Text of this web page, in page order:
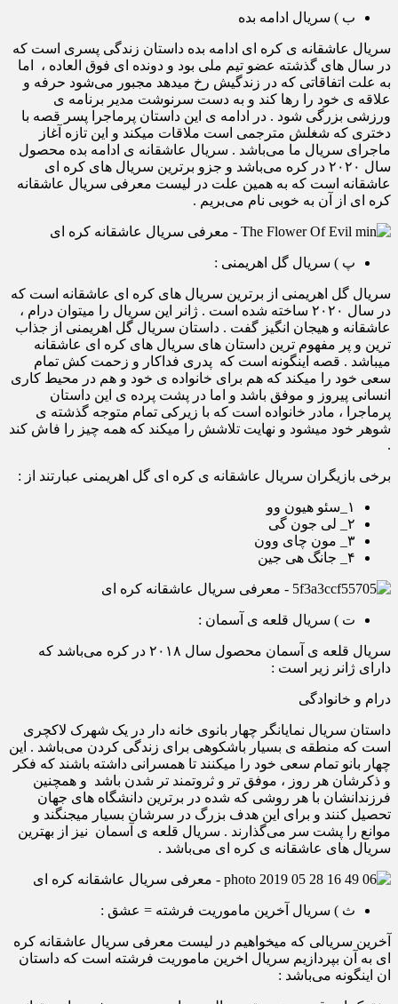
ب ) سریال ادامه بده
سریال عاشقانه ی کره ای ادامه بده داستان زندگی پسری است که
در سال های گذشته عضو تیم ملی بود و دونده ای فوق العاده ، اما
به علت اتفاقاتی که در زندگیش رخ میدهد مجبور می‌شود حرفه و
علاقه ی خود را رها کند و به دست سرنوشت مدیر برنامه ی
ورزشی بزرگی شود . در ادامه ی این داستان پرماجرا پسر قصه با
دختری که شغلش مترجمی است ملاقات میکند و این تازه آغاز
ماجرای سریال ما می‌باشد . سریال عاشقانه ی ادامه بده محصول
سال ۲۰۲۰ در کره می‌باشد و جزو برترین سریال های کره ای
عاشقانه است که به همین علت در لیست معرفی سریال عاشقانه
کره ای از آن به خوبی نام می‌بریم .
پ ) سریال گل اهریمنی :
سریال گل اهریمنی از برترین سریال های کره ای عاشقانه است که
در سال ۲۰۲۰ ساخته شده است . ژانر این سریال را میتوان درام ،
عاشقانه و هیجان انگیز گفت . داستان سریال گل اهریمنی از جذاب
ترین و پر مفهوم ترین داستان های سریال های کره ای عاشقانه
میباشد . قصه اینگونه است که پدری فداکار و زحمت کش تمام
سعی خود را میکند که هم برای خانواده ی خود و هم در محیط کاری
انسانی پیروز و موفق باشد و اما در پشت پرده ی این داستان
پرماجرا ، مادر خانواده است که با زیرکی تمام متوجه گذشته ی
شوهر خود میشود و نهایت تلاشش را میکند که همه چیز را فاش کند
.
برخی بازیگران سریال عاشقانه ی کره ای گل اهریمنی عبارتند از :
۱_سئو هیون وو
۲_ لی جون گی
۳_ مون چای وون
۴_ جانگ هی جین
ت ) سریال قلعه ی آسمان :
سریال قلعه ی آسمان محصول سال ۲۰۱۸ در کره می‌باشد که
دارای ژانر زیر است :
درام و خانوادگی
داستان سریال نمایانگر چهار بانوی خانه دار در یک شهرک لاکچری
است که منطقه ی بسیار باشکوهی برای زندگی کردن می‌باشد . این
چهار بانو تمام سعی خود را میکنند تا همسرانی داشته باشند که فکر
و ذکرشان هر روز ، موفق تر و ثروتمند تر شدن باشد و همچنین
فرزندانشان با هر روشی که شده در برترین دانشگاه های جهان
تحصیل کنند و برای این هدف بزرگ در سرشان بسیار میجنگند و
موانع را پشت سر می‌گذارند . سریال قلعه ی آسمان نیز از بهترین
سریال های عاشقانه ی کره ای می‌باشد .
ث ) سریال آخرین ماموریت فرشته = عشق :
آخرین سریالی که میخواهیم در لیست معرفی سریال عاشقانه کره
ای به آن بپردازیم سریال اخرین ماموریت فرشته است که داستان
ان اینگونه می‌باشد :